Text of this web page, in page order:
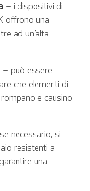
– i dispositivi di
offrono una
ad un’alta
– può essere
che elementi di
e causino
necessario, si
resistenti a
una